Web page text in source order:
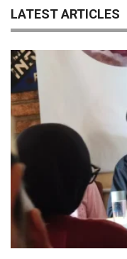
LATEST ARTICLES